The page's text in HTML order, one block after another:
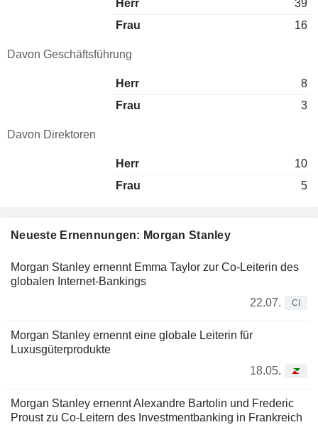
Neueste Ernennungen: Morgan Stanley
Morgan Stanley ernennt Emma Taylor zur Co-Leiterin des
globalen Internet-Bankings
22.07.
CI
Morgan Stanley ernennt eine globale Leiterin für
Luxusgüterprodukte
18.05.
Morgan Stanley ernennt Alexandre Bartolin und Frederic
Proust zu Co-Leitern des Investmentbanking in Frankreich
Herr
39
Frau
16
Davon Geschäftsführung
Herr
8
Frau
3
Davon Direktoren
Herr
10
Frau
5